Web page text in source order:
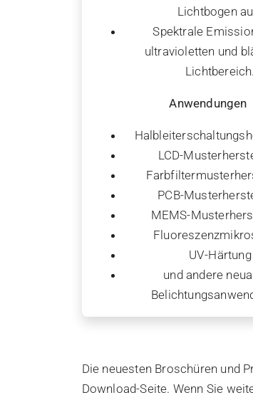
Lichtbogen
Spektrale
ultravioletten und
Lichtbereich.
Anwendungen
LCD-
PCB-
MEMS-
UV-Härtung
und andere
Die neuesten Broschüren und
Download-Seite. Wenn Sie